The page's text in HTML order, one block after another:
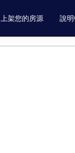
上架您的房源 說